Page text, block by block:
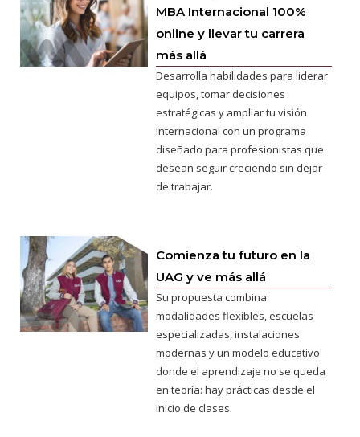
MBA Internacional 100%
online y llevar tu carrera
más allá
Desarrolla habilidades para liderar
equipos, tomar decisiones
estratégicas y ampliar tu visión
internacional con un programa
diseñado para profesionistas que
desean seguir creciendo sin dejar
de trabajar.
Comienza tu futuro en la
UAG y ve más allá
Su propuesta combina
modalidades flexibles, escuelas
especializadas, instalaciones
modernas y un modelo educativo
donde el aprendizaje no se queda
en teoría: hay prácticas desde el
inicio de clases.